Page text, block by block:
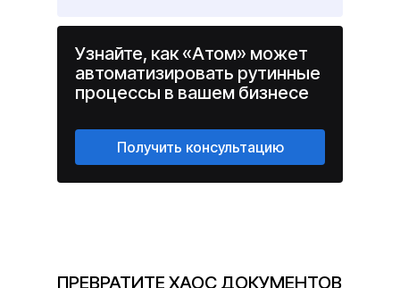
Узнайте, как «Атом» может
автоматизировать рутинные
процессы в вашем бизнесе
Получить консультацию
ПРЕВРАТИТЕ ХАОС ДОКУМЕНТОВ